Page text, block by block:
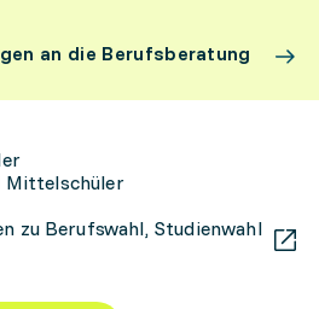
an die Berufsberatung
Mittelschüler
zu Berufswahl, Studienwahl